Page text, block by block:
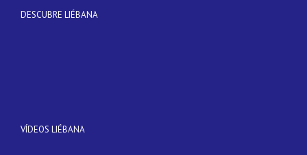
DESCUBRE LIÉBANA
VÍDEOS LIÉBANA